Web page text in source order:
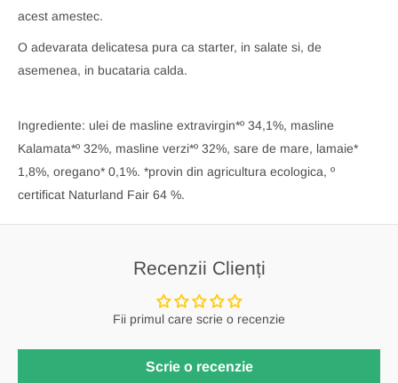
acest amestec.
O adevarata delicatesa pura ca starter, in salate si, de
asemenea, in bucataria calda.
Ingrediente: ulei de masline extravirgin*º 34,1%, masline
Kalamata*º 32%, masline verzi*º 32%, sare de mare, lamaie*
1,8%, oregano* 0,1%. *provin din agricultura ecologica, º
certificat Naturland Fair 64 %.
Recenzii Clienți
Fii primul care scrie o recenzie
Scrie o recenzie